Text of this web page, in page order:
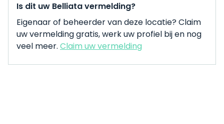
Is dit uw Belliata vermelding?
Eigenaar of beheerder van deze locatie? Claim
uw vermelding gratis, werk uw profiel bij en nog
veel meer. Claim uw vermelding